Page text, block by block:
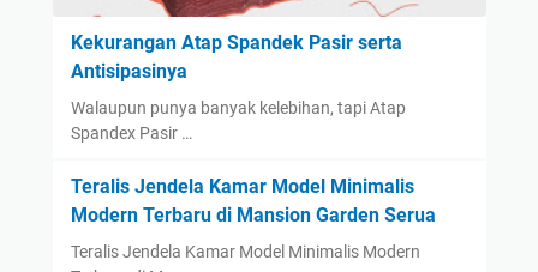
Kekurangan Atap Spandek Pasir serta
Antisipasinya
Walaupun punya banyak kelebihan, tapi Atap
Spandex Pasir …
Teralis Jendela Kamar Model Minimalis
Modern Terbaru di Mansion Garden Serua
Teralis Jendela Kamar Model Minimalis Modern